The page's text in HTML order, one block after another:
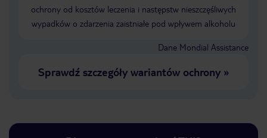
ochrony od kosztów leczenia i następstw nieszczęśliwych
wypadków o zdarzenia zaistniałe pod wpływem alkoholu
Dane Mondial Assistance
Sprawdź szczegóły wariantów ochrony»